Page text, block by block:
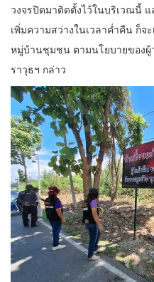
วงจรปิดมาติดตั้งไว้ในบริเวณนี้
เพิ่มความสว่างในเวลาค่ำคืน ก็
หมู่บ้านชุมชน ตามนโยบายของผู้
ราวุธฯ กล่าว